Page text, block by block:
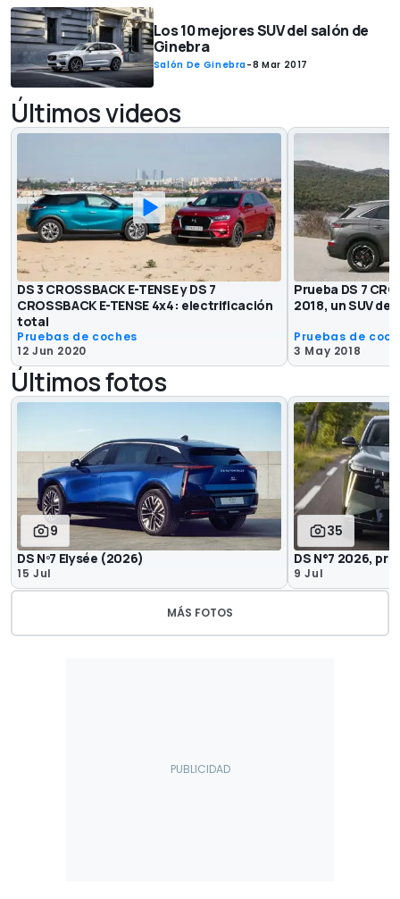
Los 10 mejores SUV del salón de
Ginebra
Salón De Ginebra-8 Mar 2017
Últimos videos
DS 3 CROSSBACK E-TENSE y DS 7
CROSSBACK E-TENSE 4x4: electrificación
total
Pruebas de coches
12 Jun 2020
Prueba DS 7
2018, un SUV
Pruebas de
3 May 2018
Últimos fotos
9
DS Nº7 Elysée (2026)
15 Jul
35
DS N°7 2026,
9 Jul
MÁS FOTOS